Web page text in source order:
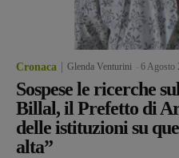
Cronaca Glenda Venturini 6 Agosto
Sospese le ricerche
Billal, il Prefetto di
delle istituzioni su
alta”